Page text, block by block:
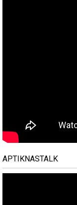
APTIKNASTALK